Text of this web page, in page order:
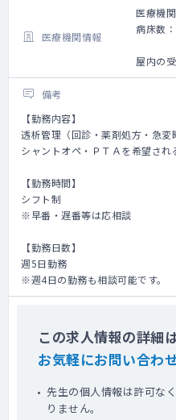
医療機関情報
医療機
病床数
屋内の
備考
【勤務内容】
透析管理（回診・薬剤処方・急変
シャントオペ・ＰＴＡを希望され
【勤務時間】
シフト制
※早番・遅番等は応相談
【勤務日数】
週5日勤務
※週4日の勤務も相談可能です。
この求人情報の詳細
お気軽にお問い合わ
先生の個人情報は許可な
りません。